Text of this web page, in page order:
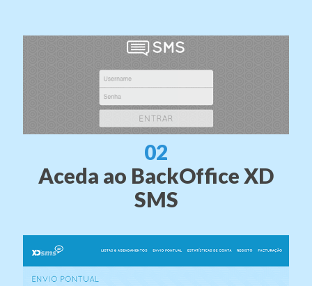
02
Aceda ao BackOffice XD
SMS